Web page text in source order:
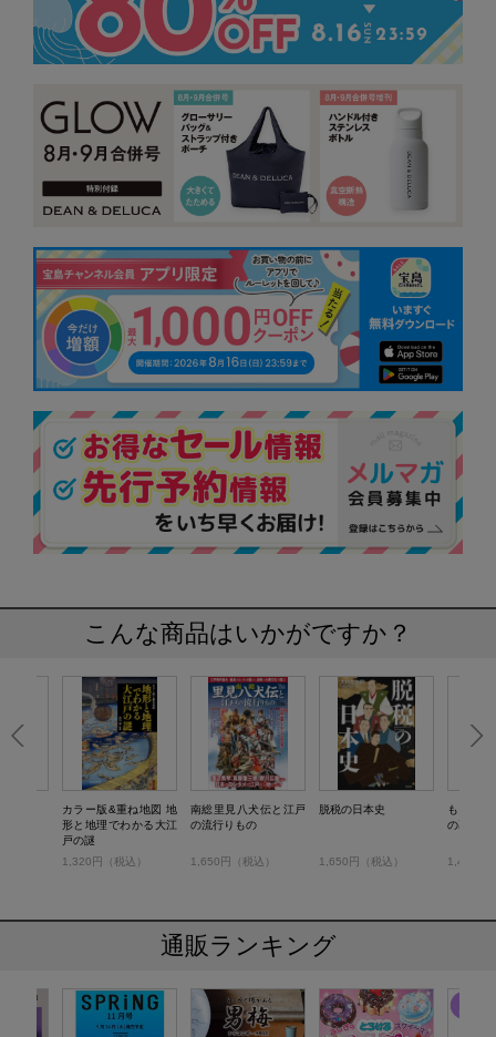
こんな商品はいかがですか？
カラー版&重ね地図 地
形と地理でわかる大江
戸の謎
1,320円（税込）
南総里見八犬伝と江戸
の流行りもの
1,650円（税込）
脱税の日本史
1,650円（税込）
もっと知
の暮らし
1,430円
通販ランキング